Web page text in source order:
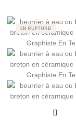
EN RUPTURE!